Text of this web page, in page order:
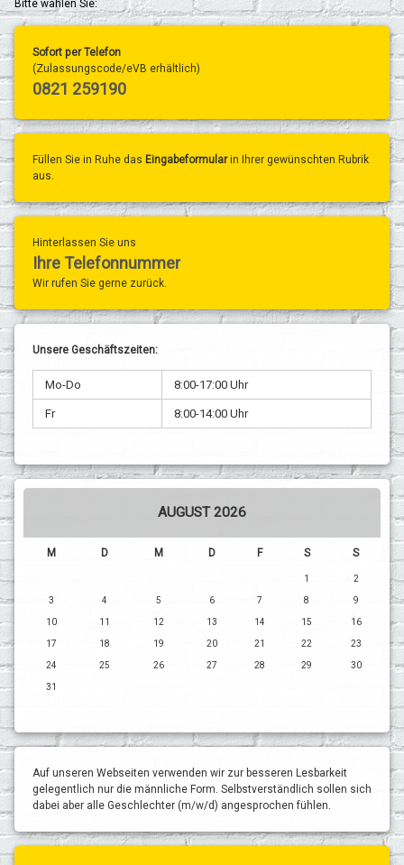
Bitte wählen Sie:
Sofort per Telefon
(Zulassungscode/eVB erhältlich)
0821 259190
Füllen Sie in Ruhe das Eingabeformularin Ihrer gewünschten Rubrik
aus.
Hinterlassen Sie uns
Ihre Telefonnummer
Wir rufen Sie gerne zurück.
Unsere Geschäftszeiten:
Mo-Do 8:00-17:00 Uhr
Fr 8:00-14:00 Uhr
AUGUST 2026
M D M D F S S
1 2
3 4 5 6 7 8 9
10 11 12 13 14 15 16
17 18 19 20 21 22 23
24 25 26 27 28 29 30
31
Auf unseren Webseiten verwenden wir zur besseren Lesbarkeit
gelegentlich nur die männliche Form. Selbstverständlich sollen sich
dabei aber alle Geschlechter (m/w/d) angesprochen fühlen.